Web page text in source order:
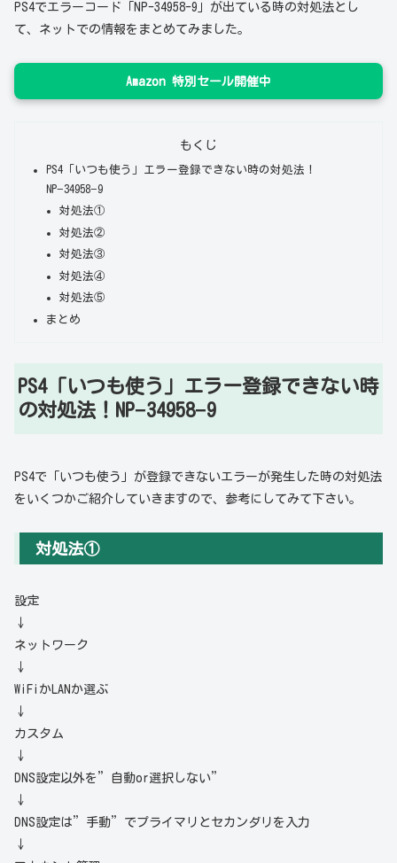
PS4でエラーコード「NP-34958-9」が出ている時の対処法とし
て、ネットでの情報をまとめてみました。
Amazon 特別セール開催中
もくじ
PS4「いつも使う」エラー登録できない時の対処法！
NP−34958−9
対処法①
対処法②
対処法③
対処法④
対処法⑤
まとめ
PS4「いつも使う」エラー登録できない時
の対処法！NP−34958−9
PS4で「いつも使う」が登録できないエラーが発生した時の対処法
をいくつかご紹介していきますので、参考にしてみて下さい。
対処法①
設定
↓
ネットワーク
↓
WiFiかLANか選ぶ
↓
カスタム
↓
DNS設定以外を”自動or選択しない”
↓
DNS設定は”手動”でプライマリとセカンダリを入力
↓